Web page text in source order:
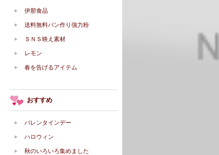
伊那食品
送料無料パン作り強力粉
ＳＮＳ映え素材
レモン
春を告げるアイテム
おすすめ
バレンタインデー
ハロウィン
秋のいろいろ集めました